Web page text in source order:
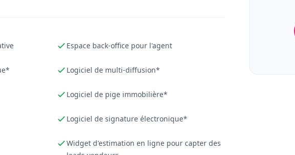
Espace back-office pour l'agent
Logiciel de multi-diffusion*
Logiciel de pige immobilière*
Logiciel de signature électronique*
Widget d'estimation en ligne pour capter des